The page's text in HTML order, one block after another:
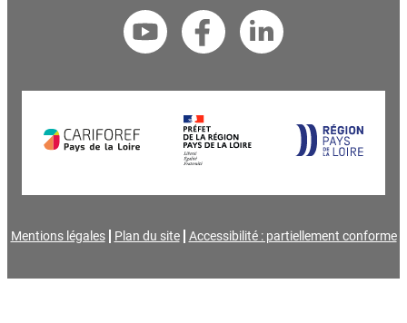
Mentions légales Plan du site Accessibilité : partiellement conforme